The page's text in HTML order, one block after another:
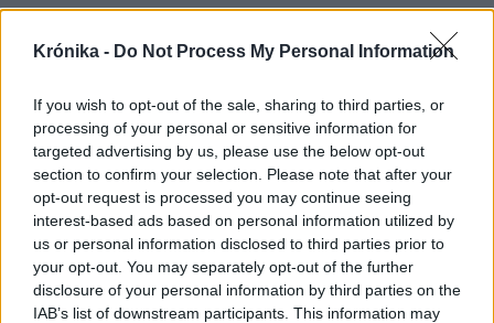
Krónika - Do Not Process My Personal Information
If you wish to opt-out of the sale, sharing to third parties, or
processing of your personal or sensitive information for
targeted advertising by us, please use the below opt-out
section to confirm your selection. Please note that after your
opt-out request is processed you may continue seeing
interest-based ads based on personal information utilized by
us or personal information disclosed to third parties prior to
your opt-out. You may separately opt-out of the further
disclosure of your personal information by third parties on the
IAB’s list of downstream participants. This information may
Hasznos
Impresszum
Szerzői jogok